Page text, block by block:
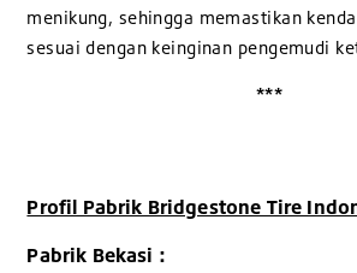
menikung, sehingga memastikan
sesuai dengan keinginan pengemudi
***
Profil Pabrik Bridgestone Tire
Pabrik Bekasi :